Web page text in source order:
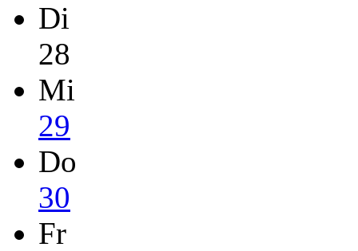
Di
28
Mi
29
Do
30
Fr